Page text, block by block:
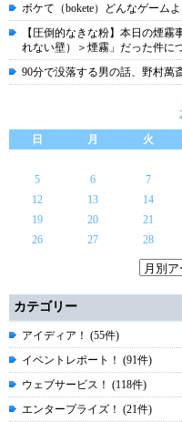
ボケて（bokete）どんなゲーム
【圧倒的なきな粉】本日の煙霧
れない壁）＞煙霧」だった件に
90分で没落する男の話、野村萬
日
月 火
5
6 7
12
13 14
19
20 21
26
27 28
カテゴリー
アイディア！ (55件)
イベントレポート！ (91件)
ウェブサービス！ (118件)
エンタープライズ！ (21件)